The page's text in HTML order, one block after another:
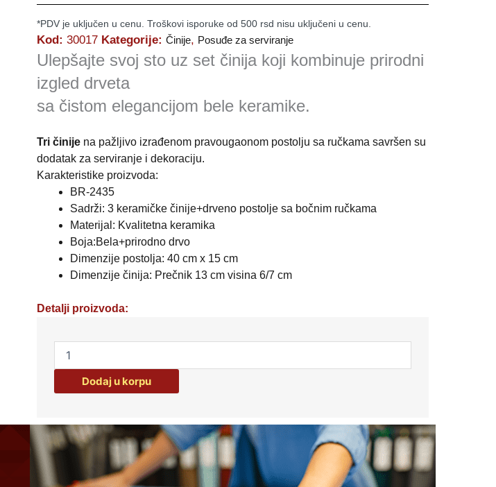
*PDV je uključen u cenu. Troškovi isporuke od 500 rsd nisu uključeni u cenu.
Kod: 30017 Kategorije: Činije, Posuđe za serviranje
Ulepšajte svoj sto uz set činija koji kombinuje prirodni
izgled drveta
sa čistom elegancijom bele keramike.
Tri činije na pažljivo izrađenom pravougaonom postolju sa ručkama savršen su
dodatak za serviranje i dekoraciju.
Karakteristike proizvoda:
BR-2435
Sadrži: 3 keramičke činije+drveno postolje sa bočnim ručkama
Materijal: Kvalitetna keramika
Boja:Bela+prirodno drvo
Dimenzije postolja: 40 cm x 15 cm
Dimenzije činija: Prečnik 13 cm visina 6/7 cm
Detalji proizvoda:
ČINIJA
količina
Dodaj u korpu